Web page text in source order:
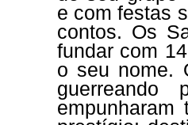
e com festas
contos. Os
fundar com
o seu nome.